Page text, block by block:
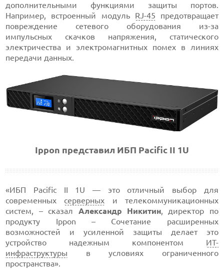
дополнительными функциями защиты портов.
Например, встроенный модуль RJ-45 предотвращает
повреждение сетевого оборудования из-за
импульсных скачков напряжения, статического
электричества и электромагнитных помех в линиях
передачи данных.
Ippon представил ИБП Pacific II 1U
«ИБП Pacific II 1U — это отличный выбор для
современных серверных и телекоммуникационных
систем, – сказал Александр Никитин, директор по
продукту Ippon – Сочетание расширенных
возможностей и усиленной защиты делает это
устройство надежным компонентом ИТ-
инфраструктуры в условиях ограниченного
пространства».